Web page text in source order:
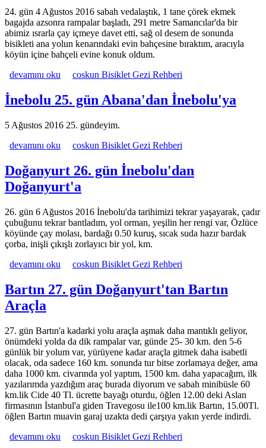
24. gün 4 Ağustos 2016 sabah vedalaştık, 1 tane çörek ekmek
bagajda azsonra rampalar başladı, 291 metre Samancılar'da bir
abimiz ısrarla çay içmeye davet etti, sağ ol desem de sonunda
bisikleti ana yolun kenarındaki evin bahçesine bıraktım, aracıyla
köyün içine bahçeli evine konuk oldum.
Abana 24. gün Çatalzeytin'den Abana'ya hakkında
devamını oku coskun Bisiklet Gezi Rehberi
İnebolu 25. gün Abana'dan İnebolu'ya
5 Ağustos 2016 25. gündeyim.
İnebolu 25. gün Abana'dan İnebolu'ya hakkında
devamını oku coskun Bisiklet Gezi Rehberi
Doğanyurt 26. gün İnebolu'dan
Doğanyurt'a
26. gün 6 Ağustos 2016 İnebolu'da tarihimizi tekrar yaşayarak, çadır
çubuğunu tekrar bantladım, yol orman, yeşilin her rengi var, Özlüce
köyünde çay molası, bardağı 0.50 kuruş, sıcak suda hazır bardak
çorba, inişli çıkışlı zorlayıcı bir yol, km.
Doğanyurt 26. gün İnebolu'dan Doğanyurt'a hakkında
devamını oku coskun Bisiklet Gezi Rehberi
Bartın 27. gün Doğanyurt'tan Bartın
Araçla
27. gün Bartın'a kadarki yolu araçla aşmak daha mantıklı geliyor,
önümdeki yolda da dik rampalar var, günde 25- 30 km. den 5-6
günlük bir yolum var, yürüyene kadar araçla gitmek daha isabetli
olacak, oda sadece 160 km. sonunda tur bitse zorlamaya değer, ama
daha 1000 km. civarında yol yaptım, 1500 km. daha yapacağım, ilk
yazılarımda yazdığım araç burada diyorum ve sabah minibüsle 60
km.lik Cide 40 Tl. ücrette bayağı oturdu, öğlen 12.00 deki Aslan
firmasının İstanbul'a giden Travegosu ile100 km.lik Bartın, 15.00Tl.
öğlen Bartın muavin garaj uzakta dedi çarşıya yakın yerde indirdi.
Bartın 27. gün Doğanyurt'tan Bartın Araçla hakkında
devamını oku coskun Bisiklet Gezi Rehberi